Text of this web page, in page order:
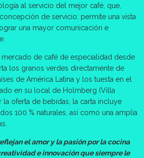
al servicio del mejor café, que,
de servicio: permite una vista
una mayor comunicación e
de café de especialidad desde
los granos verdes directamente de
de América Latina y los tuesta en el
en su local de Holmberg (Villa
la oferta de bebidas, la carta incluye
100 % naturales, así como una amplia
el amor y la pasión por la cocina
e innovación que siempre le